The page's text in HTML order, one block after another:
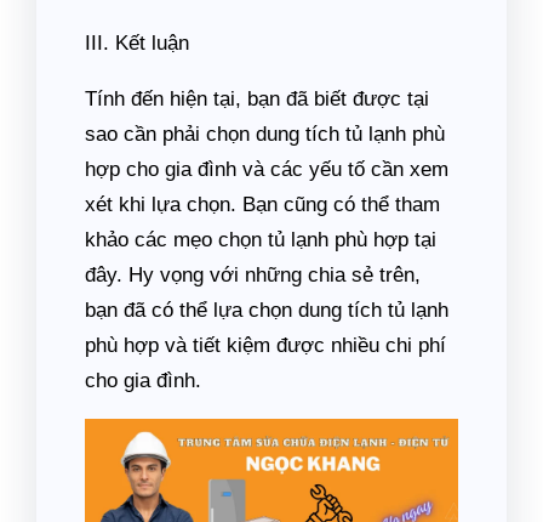
III. Kết luận
Tính đến hiện tại, bạn đã biết được tại
sao cần phải chọn dung tích tủ lạnh phù
hợp cho gia đình và các yếu tố cần xem
xét khi lựa chọn. Bạn cũng có thể tham
khảo các mẹo chọn tủ lạnh phù hợp tại
đây. Hy vọng với những chia sẻ trên,
bạn đã có thể lựa chọn dung tích tủ lạnh
phù hợp và tiết kiệm được nhiều chi phí
cho gia đình.